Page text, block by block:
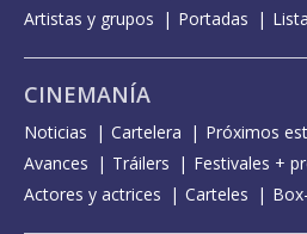
Artistas y grupos
Portadas
CINEMANÍA
Noticias Cartelera Próximos
Avances
Tráilers
Festivales +
Actores y actrices
Carteles